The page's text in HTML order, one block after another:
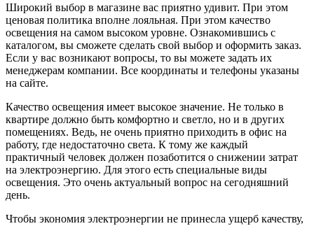
Широкий выбор в магазине вас приятно удивит. При этом
ценовая политика вполне лояльная. При этом качество
освещения на самом высоком уровне. Ознакомившись с
каталогом, вы сможете сделать свой выбор и оформить заказ.
Если у вас возникают вопросы, то вы можете задать их
менеджерам компании. Все координаты и телефоны указаны
на сайте.
Качество освещения имеет высокое значение. Не только в
квартире должно быть комфортно и светло, но и в других
помещениях. Ведь, не очень приятно приходить в офис на
работу, где недостаточно света. К тому же каждый
практичный человек должен позаботится о снижении затрат
на электроэнергию. Для этого есть специальные виды
освещения. Это очень актуальный вопрос на сегодняшний
день.
Чтобы экономия электроэнергии не принесла ущерб качеству,